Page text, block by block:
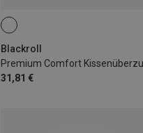
Blackroll
Premium Comfort
31,81 €